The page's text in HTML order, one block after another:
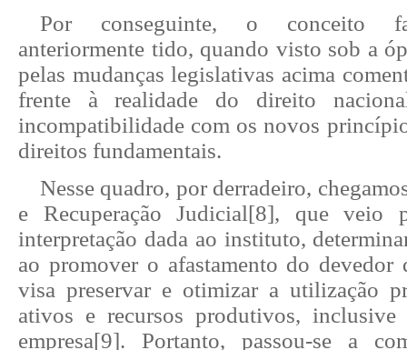
Por conseguinte, o conceito
anteriormente tido, quando visto sob a
pelas mudanças legislativas acima
frente à realidade do direito
incompatibilidade com os novos
direitos fundamentais.
Nesse quadro, por derradeiro,
e Recuperação Judicial[8], que veio
interpretação dada ao instituto,
ao promover o afastamento do devedor
visa preservar e otimizar a utilização
ativos e recursos produtivos,
empresa[9]. Portanto, passou-se a